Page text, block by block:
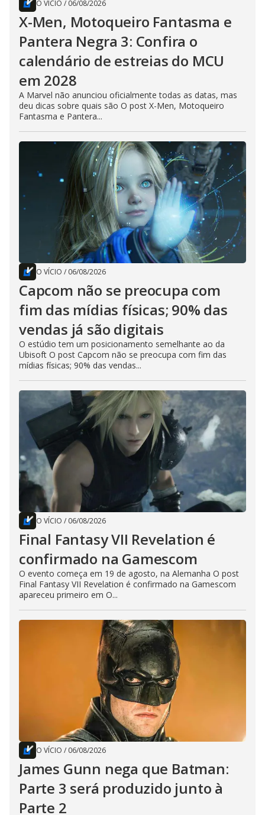
O VÍCIO / 06/08/2026
X-Men, Motoqueiro Fantasma e
Pantera Negra 3: Confira o
calendário de estreias do MCU
em 2028
A Marvel não anunciou oficialmente todas as datas, mas
deu dicas sobre quais são O post X-Men, Motoqueiro
Fantasma e Pantera...
O VÍCIO / 06/08/2026
Capcom não se preocupa com
fim das mídias físicas; 90% das
vendas já são digitais
O estúdio tem um posicionamento semelhante ao da
Ubisoft O post Capcom não se preocupa com fim das
mídias físicas; 90% das vendas...
O VÍCIO / 06/08/2026
Final Fantasy VII Revelation é
confirmado na Gamescom
O evento começa em 19 de agosto, na Alemanha O post
Final Fantasy VII Revelation é confirmado na Gamescom
apareceu primeiro em O...
O VÍCIO / 06/08/2026
James Gunn nega que Batman:
Parte 3 será produzido junto à
Parte 2